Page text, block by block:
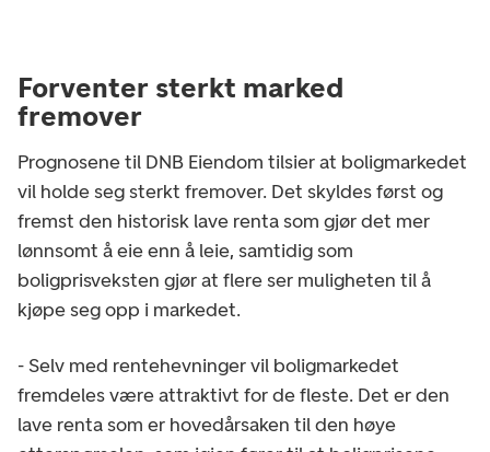
Forventer sterkt marked
fremover
Prognosene til DNB Eiendom tilsier at boligmarkedet
vil holde seg sterkt fremover. Det skyldes først og
fremst den historisk lave renta som gjør det mer
lønnsomt å eie enn å leie, samtidig som
boligprisveksten gjør at flere ser muligheten til å
kjøpe seg opp i markedet.
- Selv med rentehevninger vil boligmarkedet
fremdeles være attraktivt for de fleste. Det er den
lave renta som er hovedårsaken til den høye